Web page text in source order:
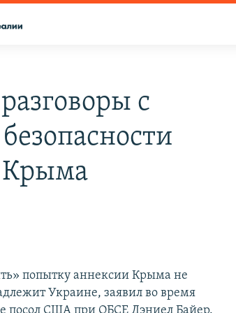
с
Крыма
попытку аннексии Крыма не
Украине, заявил во время